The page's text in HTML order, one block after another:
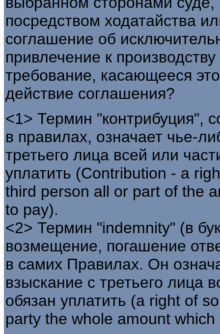
посредством ходатайства
соглашение об
привлечение к
требование, касающееся
действие соглашения?
<1> Термин "контрибуция",
в правилах, означает чье-
третьего лица всей или
уплатить (Contribution - a
third person all or part of the
to pay).
<2> Термин "indemnity" (в
возмещение, погашение
в самих Правилах. Он
взыскание с третьего лица
обязан уплатить (a right of
party the whole amount